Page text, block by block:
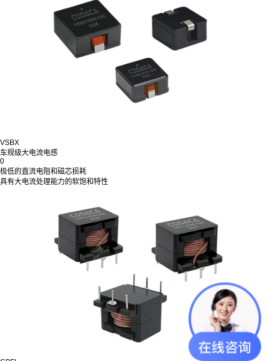
VSBX
车规级大电流电感
0
极低的直流电阻和磁芯损耗
具有大电流处理能力的软饱和特性